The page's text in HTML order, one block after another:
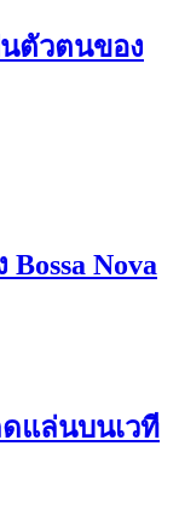
นตัวตนของ
Nova
ดแล่นบนเวที